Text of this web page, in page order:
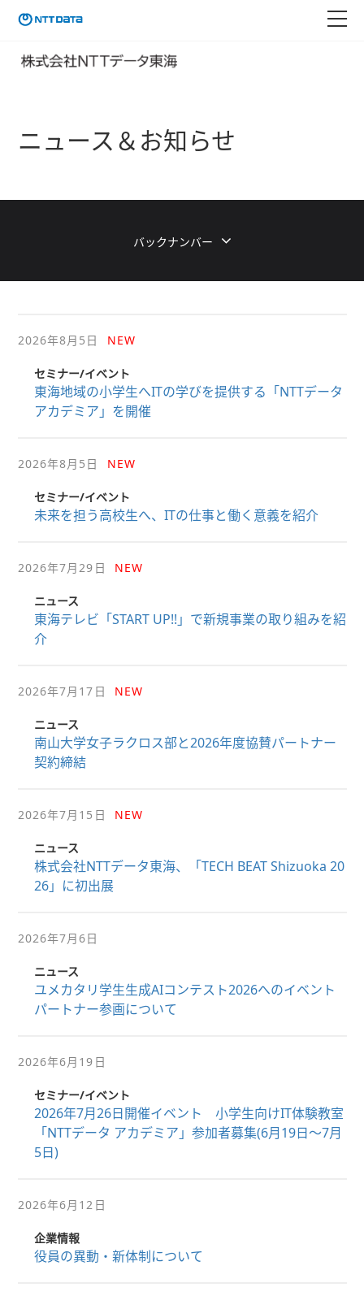
ニュース＆お知らせ
バックナンバー
2026年8月5日 NEW
セミナー/イベント
東海地域の小学生へITの学びを提供する「NTTデータ
アカデミア」を開催
2026年8月5日 NEW
セミナー/イベント
未来を担う高校生へ、ITの仕事と働く意義を紹介
2026年7月29日 NEW
ニュース
東海テレビ「START UP!!」で新規事業の取り組みを紹
介
2026年7月17日 NEW
ニュース
南山大学女子ラクロス部と2026年度協賛パートナー
契約締結
2026年7月15日 NEW
ニュース
株式会社NTTデータ東海、「TECH BEAT Shizuoka 20
26」に初出展
2026年7月6日
ニュース
ユメカタリ学生生成AIコンテスト2026へのイベント
パートナー参画について
2026年6月19日
セミナー/イベント
2026年7月26日開催イベント 小学生向けIT体験教室
「NTTデータ アカデミア」参加者募集(6月19日～7月
5日)
2026年6月12日
企業情報
役員の異動・新体制について